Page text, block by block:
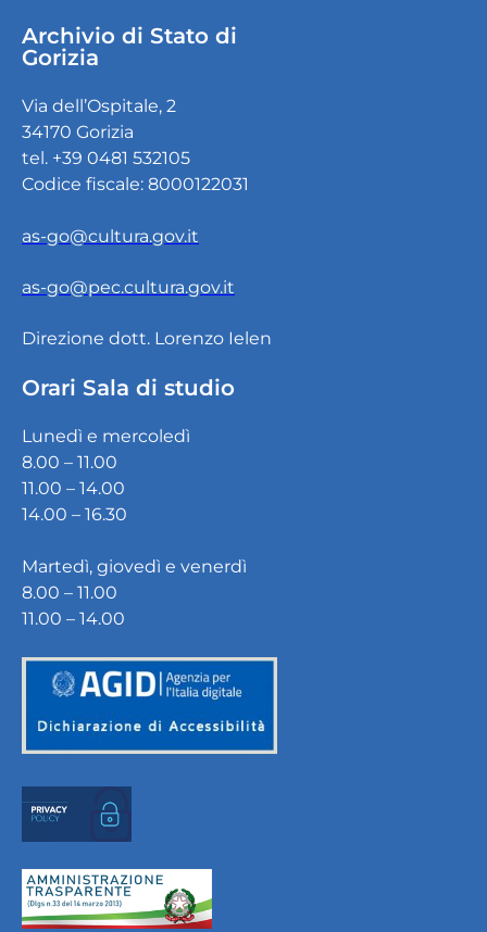
Archivio di Stato di
Gorizia
Via dell’Ospitale, 2
34170 Gorizia
tel. +39 0481 532105
Codice fiscale: 8000122031
as-go@cultura.gov.it
as-go@pec.cultura.gov.it
Direzione dott. Lorenzo Ielen
Orari Sala di studio
Lunedì e mercoledì
8.00 – 11.00
11.00 – 14.00
14.00 – 16.30
Martedì, giovedì e venerdì
8.00 – 11.00
11.00 – 14.00